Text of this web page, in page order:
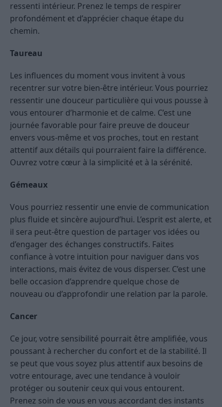
ressenti intérieur. Prenez le temps de respirer
profondément et d’apprécier chaque étape du
chemin.
Taureau
Les influences du moment vous invitent à vous
recentrer sur votre bien-être intérieur. Vous pourriez
ressentir une douceur particulière qui vous pousse à
vous entourer d’harmonie et de calme. C’est une
journée favorable pour faire preuve de douceur
envers vous-même et vos proches, tout en restant
attentif aux détails qui pourraient faire la différence.
Ouvrez votre cœur à la simplicité et à la sérénité.
Gémeaux
Vous pourriez ressentir une envie de communication
plus fluide et sincère aujourd’hui. L’esprit est alerte, et
il sera peut-être question de partager vos idées ou
d’engager des échanges constructifs. Faites
confiance à votre intuition pour naviguer dans vos
interactions, mais évitez de vous disperser. C’est une
belle occasion d’apprendre quelque chose de
nouveau ou d’approfondir une relation par la parole.
Cancer
Ce jour, votre sensibilité pourrait être amplifiée, vous
poussant à rechercher du confort et de la stabilité. Il
se peut que vous soyez plus attentif aux besoins de
votre entourage, avec une tendance à vouloir
protéger ou soutenir ceux qui vous entourent.
Prenez soin de vous en vous accordant des instants